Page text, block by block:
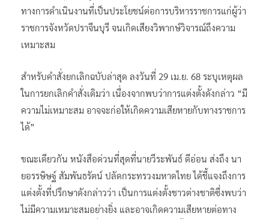
ทางการดำเนินงานที่เป็นประโยชน์ต่อการบริหารราชการแก่ผู้ว่า
ราชการจังหวัดปราจีนบุรี จนเกิดเสียงวิพากษ์วิจารณ์ถึงความ
เหมาะสม
สำหรับคำสั่งยกเลิกฉบับล่าสุด ลงวันที่ 29 เม.ย. 68 ระบุเหตุผล
ในการยกเลิกคำสั่งเดิมว่า เนื่องจากพบว่าการแต่งตั้งดังกล่าว “มี
ความไม่เหมาะสม อาจจะก่อให้เกิดความเสียหายกับทางราชการ
ได้”
ขณะเดียวกัน หนังสือด่วนที่สุดที่นายวีระพันธ์ ดีอ่อน ส่งถึง นา
ยอรรษิษฐ์ สัมพันธรัตน์ ปลัดกระทรวงมหาดไทย ได้ชี้แจงถึงการ
แต่งตั้งที่ปรึกษาดังกล่าวว่า เป็นการแต่งตั้งชาวต่างชาติซึ่งพบว่า
ไม่มีความเหมาะสมอย่างยิ่ง และอาจเกิดความเสียหายต่อทาง